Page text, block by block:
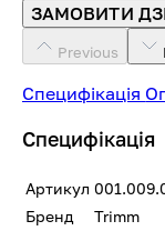
ЗАМОВИТИ
Previous
Специфікація
Специфікація
Артикул
Бренд
Trimm